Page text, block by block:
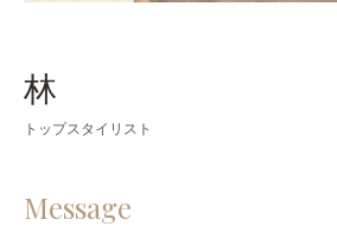
林
トップスタイリスト
Message